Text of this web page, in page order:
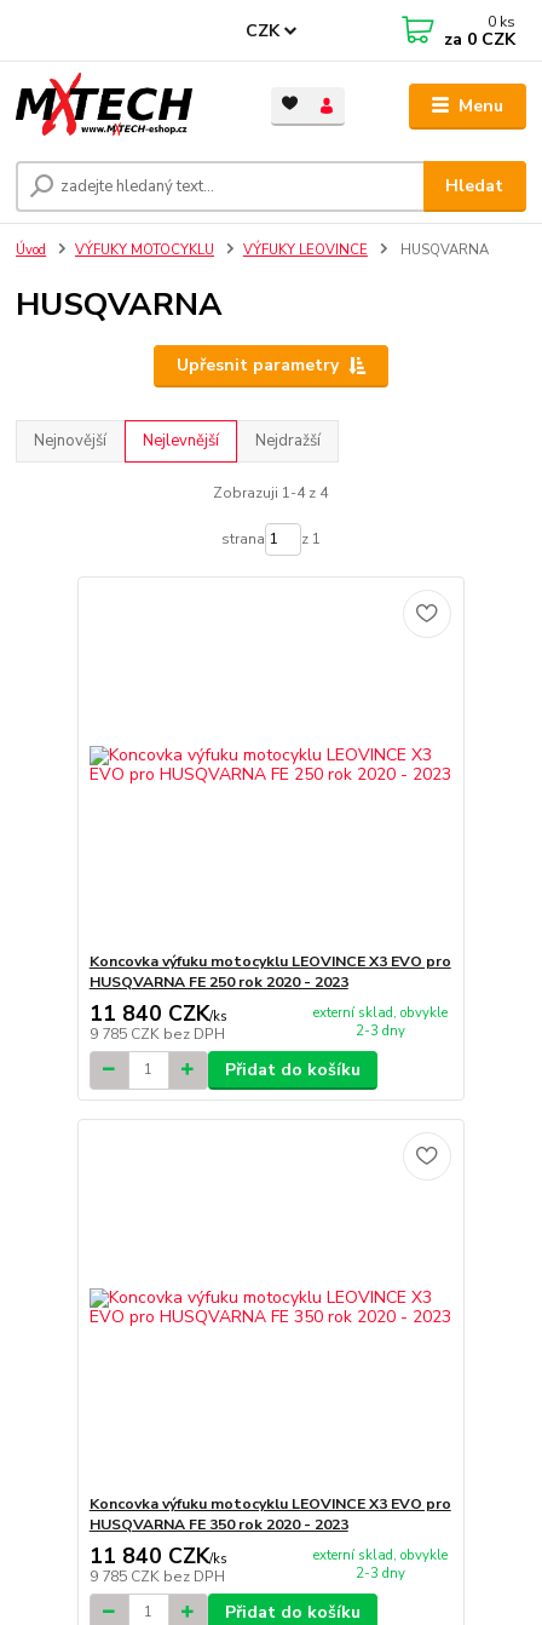
Menu
CZK
Hledat
0 ks
za 0 CZK
Úvod VÝFUKY MOTOCYKLU VÝFUKY LEOVINCE HUSQVARNA
HUSQVARNA
Upřesnit parametry
Nejnovější Nejlevnější Nejdražší
Zobrazuji 1-4 z 4
strana z 1
Koncovka výfuku motocyklu LEOVINCE X3 EVO pro
HUSQVARNA FE 250 rok 2020 - 2023
11 840 CZK/ks
9 785 CZK bez DPH
externí sklad, obvykle
2-3 dny
Přidat do košíku
Koncovka výfuku motocyklu LEOVINCE X3 EVO pro
HUSQVARNA FE 350 rok 2020 - 2023
11 840 CZK/ks
9 785 CZK bez DPH
externí sklad, obvykle
2-3 dny
Přidat do košíku